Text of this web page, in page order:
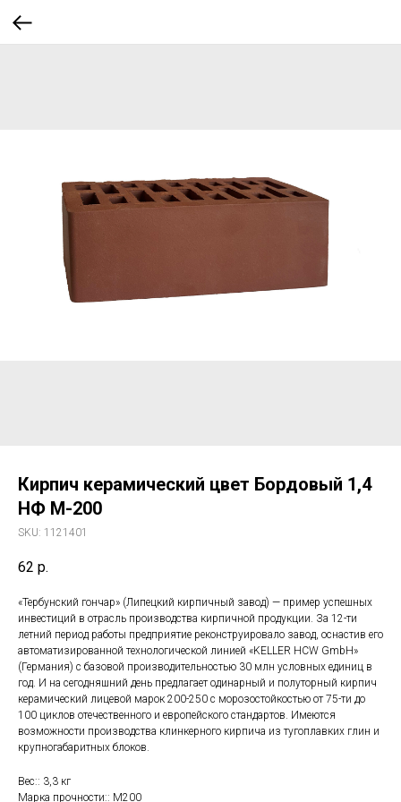
Кирпич керамический цвет Бордовый 1,4
НФ М-200
SKU: 1121401
62 р.
«Тербунский гончар» (Липецкий кирпичный завод) — пример успешных
инвестиций в отрасль производства кирпичной продукции. За 12-ти
летний период работы предприятие реконструировало завод, оснастив его
автоматизированной технологической линией «KELLER HCW GmbH»
(Германия) с базовой производительностью 30 млн условных единиц в
год. И на сегодняшний день предлагает одинарный и полуторный кирпич
керамический лицевой марок 200-250 с морозостойкостью от 75-ти до
100 циклов отечественного и европейского стандартов. Имеются
возможности производства клинкерного кирпича из тугоплавких глин и
крупногабаритных блоков.
Вес:: 3,3 кг
Марка прочности:: М200